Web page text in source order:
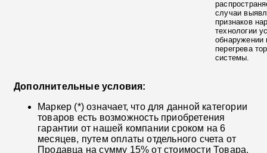
случаи
признаков
технологии
обнаружении
перегрева
системы.
Дополнительные условия:
Маркер (*) означает, что для данной категории
товаров есть возможность приобретения
гарантии от нашей компании сроком на 6
месяцев, путем оплаты отдельного счета от
Продавца на сумму 15% от стоимости Товара.